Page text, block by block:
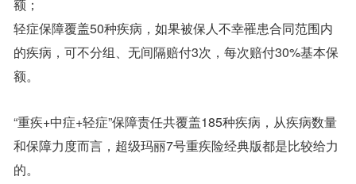
额；
轻症保障覆盖50种疾病，如果被保人不幸罹患合同范围内
的疾病，可不分组、无间隔赔付3次，每次赔付30%基本保
额。
“重疾+中症+轻症”保障责任共覆盖185种疾病，从疾病数量
和保障力度而言，超级玛丽7号重疾险经典版都是比较给力
的。